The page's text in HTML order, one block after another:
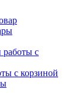
работы с
с корзиной